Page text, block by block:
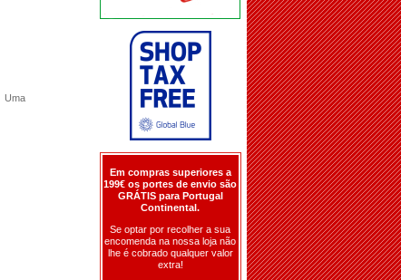
Uma
Em compras superiores a
199€ os portes de envio são
GRÁTIS para Portugal
Continental.
Se optar por recolher a sua
encomenda na nossa loja não
lhe é cobrado qualquer valor
extra!